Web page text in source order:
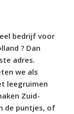
bedrijf voor
? Dan
adres.
we als
leegruimen
Zuid-
de puntjes, of